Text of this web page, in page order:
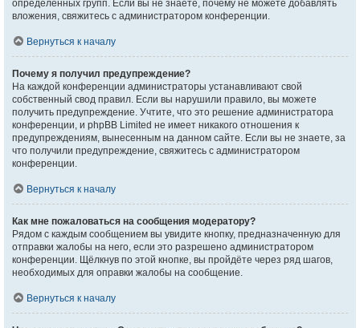
определённых групп. Если вы не знаете, почему не можете добавлять
вложения, свяжитесь с администратором конференции.
Вернуться к началу
Почему я получил предупреждение?
На каждой конференции администраторы устанавливают свой
собственный свод правил. Если вы нарушили правило, вы можете
получить предупреждение. Учтите, что это решение администратора
конференции, и phpBB Limited не имеет никакого отношения к
предупреждениям, вынесенным на данном сайте. Если вы не знаете, за
что получили предупреждение, свяжитесь с администратором
конференции.
Вернуться к началу
Как мне пожаловаться на сообщения модератору?
Рядом с каждым сообщением вы увидите кнопку, предназначенную для
отправки жалобы на него, если это разрешено администратором
конференции. Щёлкнув по этой кнопке, вы пройдёте через ряд шагов,
необходимых для оправки жалобы на сообщение.
Вернуться к началу